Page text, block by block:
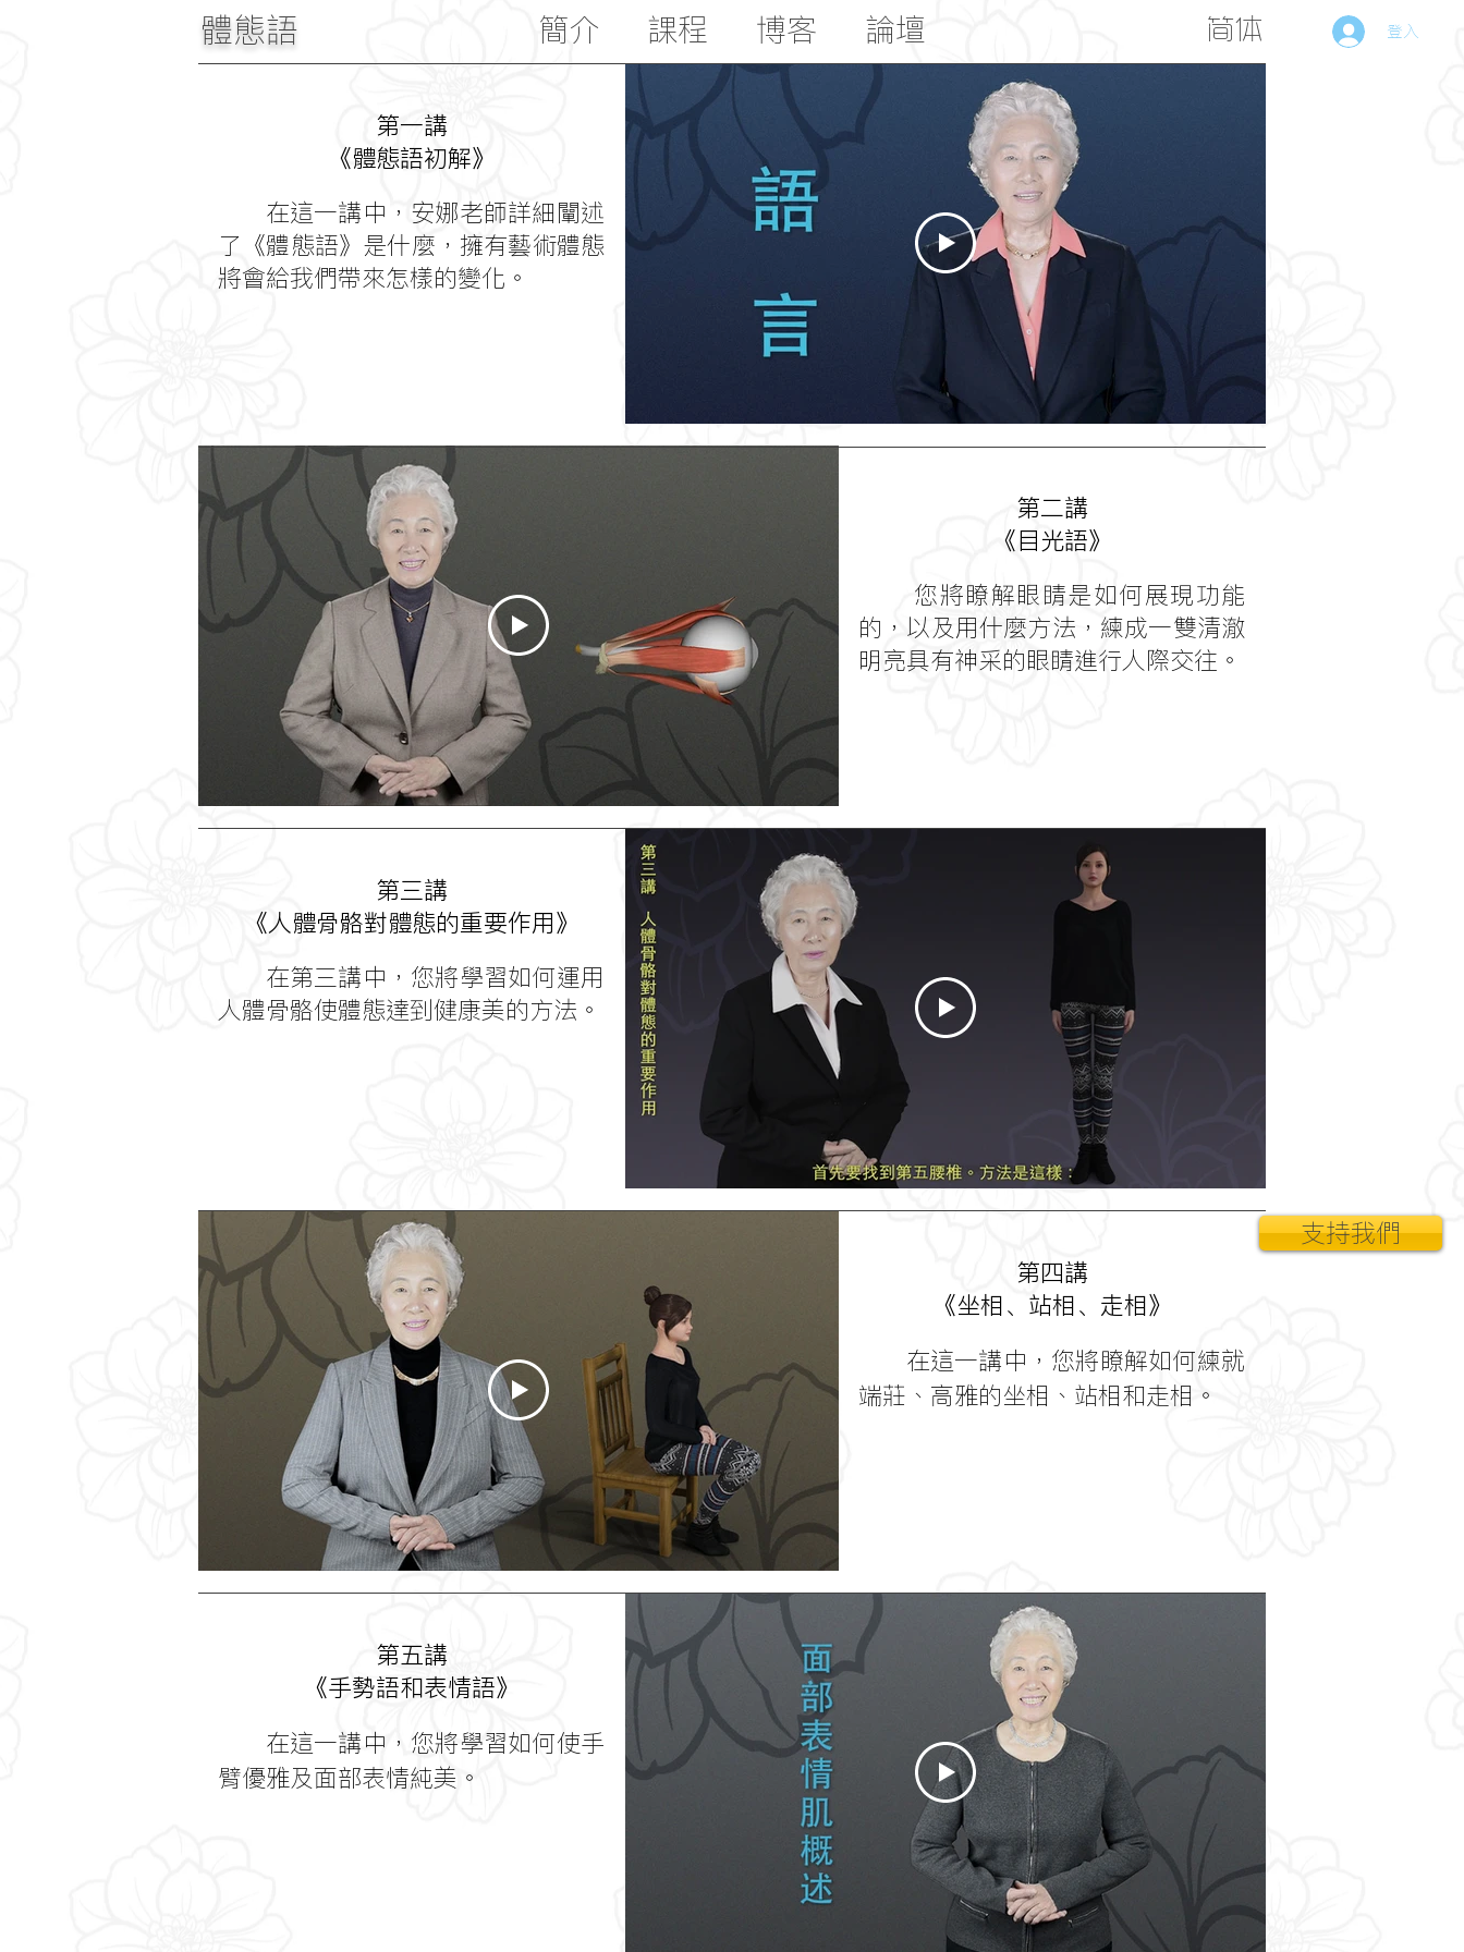
登入
簡介 課程 博客 論壇
體態語 简体
支持我們
第一講
《體態語初解》
在這一講中，安娜老師詳細闡述
了《體態語》是什麼，擁有藝術體態
將會給我們帶來怎樣的變化。
第二講
《目光語》
您將瞭解眼睛是如何展現功能
的，以及用什麼方法，練成一雙清澈
明亮具有神采的眼睛進行人際交往。
第三講
《人體骨骼對體態的重要作用》
在第三講中，您將學習如何運用
人體骨骼使體態達到健康美的方法。
第四講
《坐相、站相、走相》
在這一講中，您將瞭解如何練就
端莊、高雅的坐相、站相和走相。
第五講
《手勢語和表情語》
在這一講中，您將學習如何使手
臂優雅及面部表情純美。